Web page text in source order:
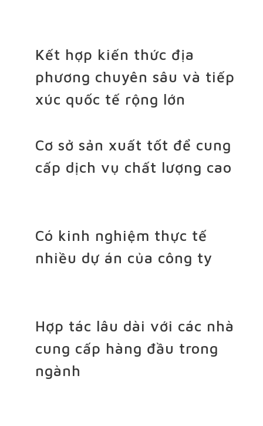
Kết hợp kiến thức địa
phương chuyên sâu và tiếp
xúc quốc tế rộng lớn
Cơ sở sản xuất tốt để cung
cấp dịch vụ chất lượng cao
Có kinh nghiệm thực tế
nhiều dự án của công ty
Hợp tác lâu dài với các nhà
cung cấp hàng đầu trong
ngành